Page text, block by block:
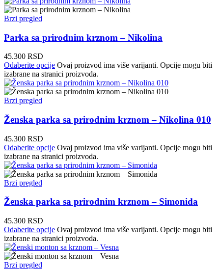
Brzi pregled
Parka sa prirodnim krznom – Nikolina
45.300 RSD
Odaberite opcije Ovaj proizvod ima više varijanti. Opcije mogu biti
izabrane na stranici proizvoda.
Brzi pregled
Ženska parka sa prirodnim krznom – Nikolina 010
45.300 RSD
Odaberite opcije Ovaj proizvod ima više varijanti. Opcije mogu biti
izabrane na stranici proizvoda.
Brzi pregled
Ženska parka sa prirodnim krznom – Simonida
45.300 RSD
Odaberite opcije Ovaj proizvod ima više varijanti. Opcije mogu biti
izabrane na stranici proizvoda.
Brzi pregled